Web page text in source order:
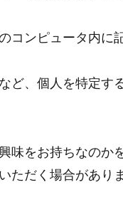
コンピュータ内に
ど、個人を特定す
味をお持ちなのか
ただく場合がありま